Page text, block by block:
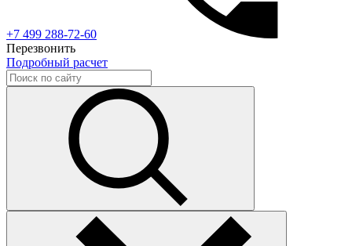
+7 499 288-72-60
Перезвонить
Подробный расчет